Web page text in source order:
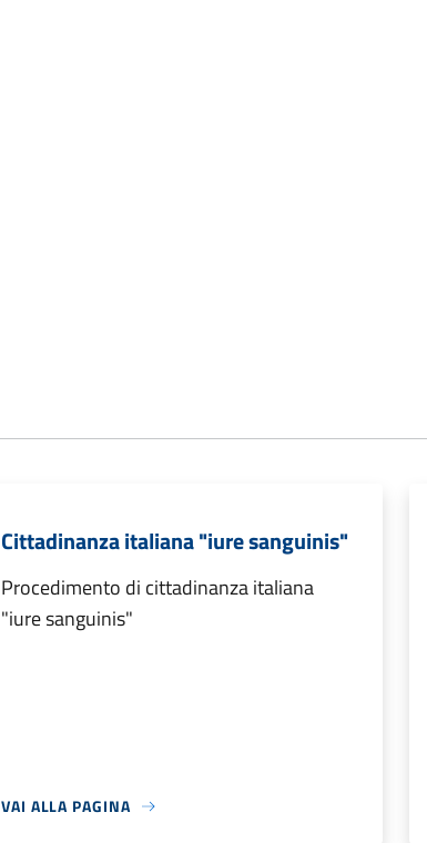
Cittadinanza italiana "iure sanguinis"
Procedimento di cittadinanza italiana
"iure sanguinis"
VAI ALLA PAGINA